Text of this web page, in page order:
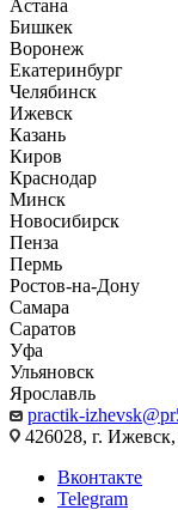
Астана
Бишкек
Воронеж
Екатеринбург
Челябинск
Ижевск
Казань
Киров
Краснодар
Минск
Новосибирск
Пенза
Пермь
Ростов-на-Дону
Самара
Саратов
Уфа
Ульяновск
Ярославль
practik-
426028, г.
Вконтакте
Telegram